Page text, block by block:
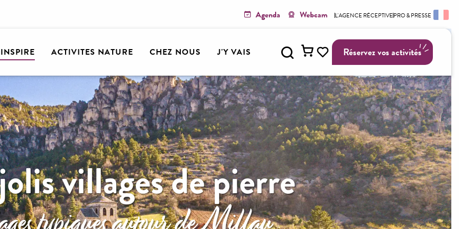
Réservez vos activités
Voir les favoris
Recherche
Agenda Webcam L'AGENCE RÉCEPTIVEPRO & PRESSE
ACTIVITES NATURE CHEZ NOUS J'Y VAIS
villages de pierre